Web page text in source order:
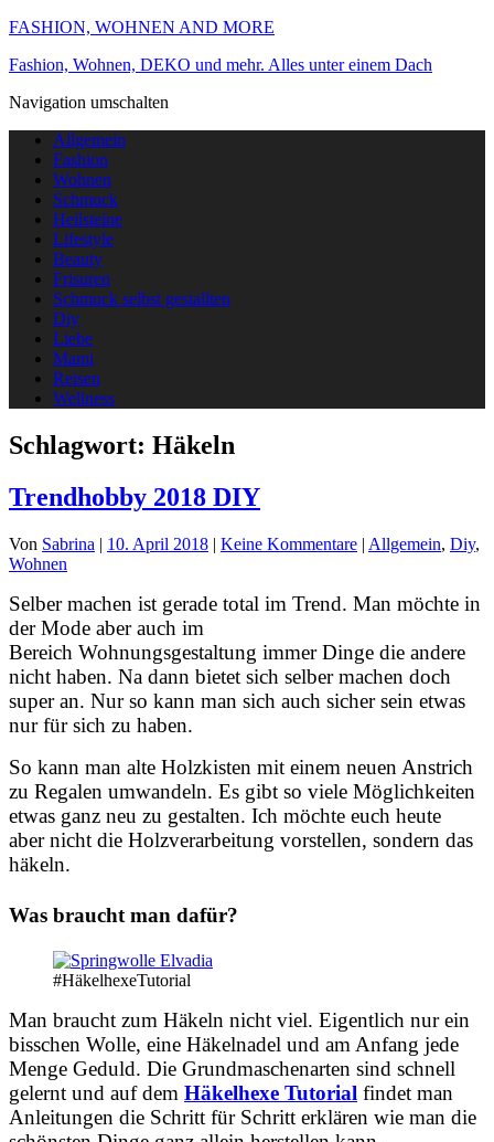
FASHION, WOHNEN AND MORE
Fashion, Wohnen, DEKO und mehr. Alles unter einem Dach
Navigation umschalten
Allgemein
Fashion
Wohnen
Schmuck
Heilsteine
Lifestyle
Beauty
Frisuren
Schmuck selbst gestallten
Diy
Liebe
Mami
Reisen
Wellness
Schlagwort: Häkeln
Trendhobby 2018 DIY
Von Sabrina | 10. April 2018 | Keine Kommentare | Allgemein, Diy,
Wohnen
Selber machen ist gerade total im Trend. Man möchte in
der Mode aber auch im
Bereich Wohnungsgestaltung immer Dinge die andere
nicht haben. Na dann bietet sich selber machen doch
super an. Nur so kann man sich auch sicher sein etwas
nur für sich zu haben.
So kann man alte Holzkisten mit einem neuen Anstrich
zu Regalen umwandeln. Es gibt so viele Möglichkeiten
etwas ganz neu zu gestalten. Ich möchte euch heute
aber nicht die Holzverarbeitung vorstellen, sondern das
häkeln.
Was braucht man dafür?
#HäkelhexeTutorial
Man braucht zum Häkeln nicht viel. Eigentlich nur ein
bisschen Wolle, eine Häkelnadel und am Anfang jede
Menge Geduld. Die Grundmaschenarten sind schnell
gelernt und auf dem Häkelhexe Tutorial findet man
Anleitungen die Schritt für Schritt erklären wie man die